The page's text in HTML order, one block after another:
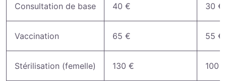
Consultation de base 40 € 30 €
Vaccination 65 € 55 €
Stérilisation (femelle) 130 € 100